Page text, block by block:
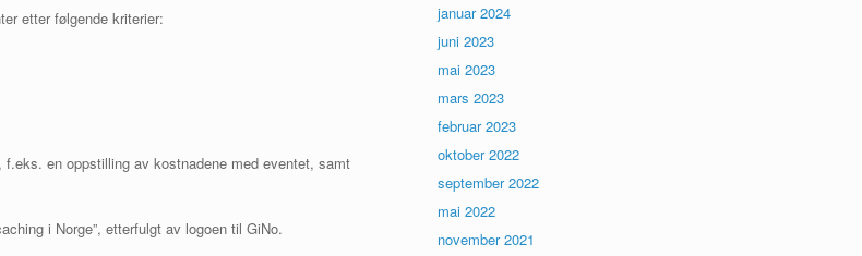
etter følgende kriterier:
en oppstilling av kostnadene med eventet, samt
i Norge”, etterfulgt av logoen til GiNo.
januar 2024
juni 2023
mai 2023
mars 2023
februar 2023
oktober 2022
september 2022
mai 2022
november 2021